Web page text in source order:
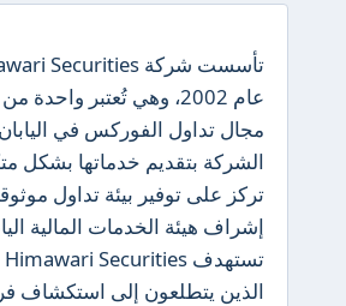
عام 2002، وهي تُعتبر
مجال تداول الفوركس في
الشركة بتقديم خدماتها بشكل
تركز على توفير بيئة تداول
إشراف هيئة الخدمات المالية
الذين يتطلعون إلى استكشاف